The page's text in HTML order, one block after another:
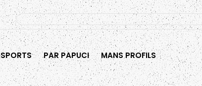
SPORTS PAR PAPUCI MANS PROFILS